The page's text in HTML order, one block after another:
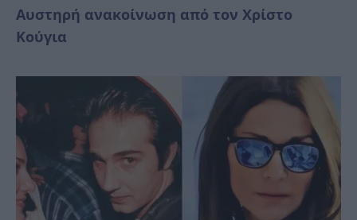
Αυστηρή ανακοίνωση από τον Χρίστο
Κούγια